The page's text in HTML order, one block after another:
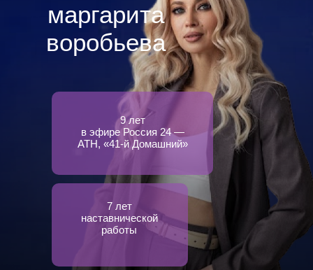
маргарита
воробьева
7 лет
наставнической
работы
9 лет
в эфире Россия 24 —
АТН, «41-й Домашний»